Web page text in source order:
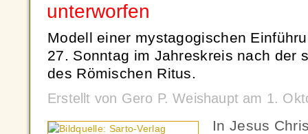
unterworfen
Modell einer mystagogischen
27. Sonntag im Jahreskreis nach der
des Römischen Ritus.
Erstellt von Gero P. Weishaupt am 1.
In Jesus